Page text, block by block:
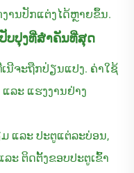
ານປັກແຕ່ງໄດ້ຫຼາຍຂຶ້ນ.
ບປຸງທີ່ສຳຄັນທີ່ສຸດ
ນີຈະຖືກປ່ຽນແປງ. ຄ່າໃຊ້
ລະ ແຮງງານຢ່າງ
ແລະ ປະຕູແຕ່ລະບ່ອນ,
ະ ຕິດຕັ້ງຂອບປະຕູເຂົ້າ